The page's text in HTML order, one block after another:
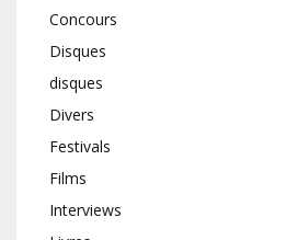
Concours
Disques
disques
Divers
Festivals
Films
Interviews